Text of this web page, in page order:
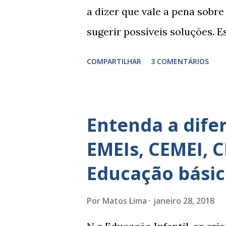
a dizer que vale a pena
sugerir possíveis soluções.
para ações apresentadas,
PALAVRAS E EXPRESSÕES
Você escreve O aluno não
COMPARTILHAR 3 COMENTÁRIOS
Entenda a
EMEIs, CEMEI,
Educação
Por Matos Lima janeiro 28, 2018